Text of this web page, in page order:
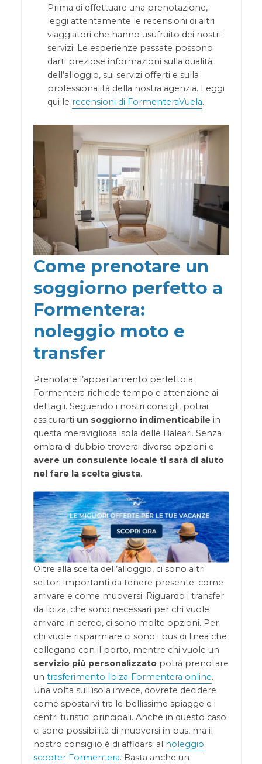
Prima di effettuare una prenotazione,
leggi attentamente le recensioni di altri
viaggiatori che hanno usufruito dei nostri
servizi. Le esperienze passate possono
darti preziose informazioni sulla qualità
dell’alloggio, sui servizi offerti e sulla
professionalità della nostra agenzia. Leggi
qui le recensioni di FormenteraVuela.
Come prenotare un
soggiorno perfetto a
Formentera:
noleggio moto e
transfer
Prenotare l’appartamento perfetto a
Formentera richiede tempo e attenzione ai
dettagli. Seguendo i nostri consigli, potrai
assicurarti un soggiorno indimenticabilein
questa meravigliosa isola delle Baleari. Senza
ombra di dubbio troverai diverse opzioni e
avere un consulente locale ti sarà di aiuto
nel fare la scelta giusta.
Oltre alla scelta dell’alloggio, ci sono altri
settori importanti da tenere presente: come
arrivare e come muoversi. Riguardo i transfer
da Ibiza, che sono necessari per chi vuole
arrivare in aereo, ci sono molte opzioni. Per
chi vuole risparmiare ci sono i bus di linea che
collegano con il porto, mentre chi vuole un
servizio più personalizzatopotrà prenotare
un trasferimento Ibiza-Formentera online.
Una volta sull’isola invece, dovrete decidere
come spostarvi tra le bellissime spiagge e i
centri turistici principali. Anche in questo caso
ci sono possibilità di muoversi in bus, ma il
nostro consiglio è di affidarsi al noleggio
scooter Formentera. Basta anche un